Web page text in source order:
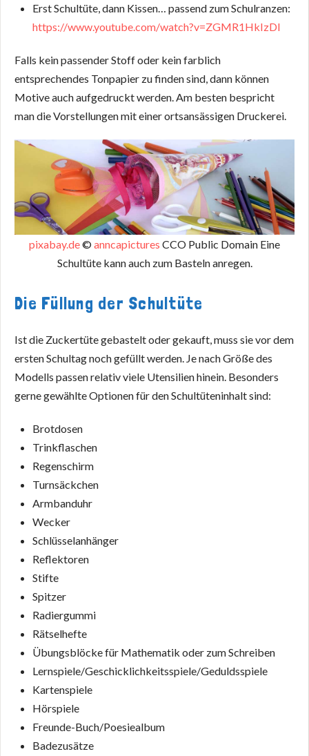
Erst Schultüte, dann Kissen… passend zum Schulranzen:
https://www.youtube.com/watch?v=ZGMR1HkIzDI
Falls kein passender Stoff oder kein farblich
entsprechendes Tonpapier zu finden sind, dann können
Motive auch aufgedruckt werden. Am besten bespricht
man die Vorstellungen mit einer ortsansässigen Druckerei.
pixabay.de© anncapictures CCO Public Domain Eine
Schultüte kann auch zum Basteln anregen.
Die Füllung der Schultüte
Ist die Zuckertüte gebastelt oder gekauft, muss sie vor dem
ersten Schultag noch gefüllt werden. Je nach Größe des
Modells passen relativ viele Utensilien hinein. Besonders
gerne gewählte Optionen für den Schultüteninhalt sind:
Brotdosen
Trinkflaschen
Regenschirm
Turnsäckchen
Armbanduhr
Wecker
Schlüsselanhänger
Reflektoren
Stifte
Spitzer
Radiergummi
Rätselhefte
Übungsblöcke für Mathematik oder zum Schreiben
Lernspiele/Geschicklichkeitsspiele/Geduldsspiele
Kartenspiele
Hörspiele
Freunde-Buch/Poesiealbum
Badezusätze